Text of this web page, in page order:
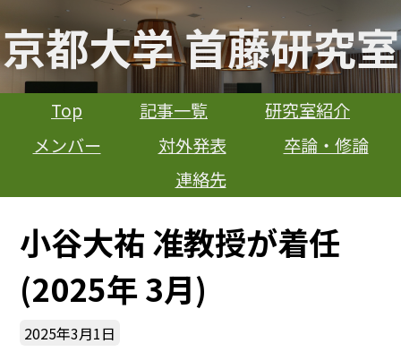
京都大学 首藤研究室
Top 記事一覧
研究室紹介
メンバー
対外発表
卒論・修論
連絡先
小谷大祐 准教授が着任
(2025年 3月)
2025年3月1日